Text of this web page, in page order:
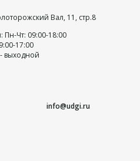
Вал, 11, стр.8
Пн-Чт: 09:00-18:00
17:00
выходной
info@udgi.ru